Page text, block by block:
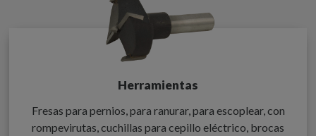
Herramientas
Fresas para pernios, para ranurar, para escoplear, con
rompevirutas, cuchillas para cepillo eléctrico, brocas